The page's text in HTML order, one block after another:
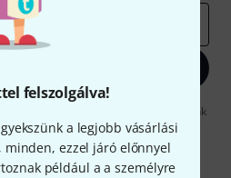
felszolgálva!
a legjobb vásárlási
ezzel járó előnnyel
például a a személyre
elfogadja, hogy e-mailben küldjünk
leiratkozhat erről. A hírlevélről további
protection guideline
-ben talál.
kötelező